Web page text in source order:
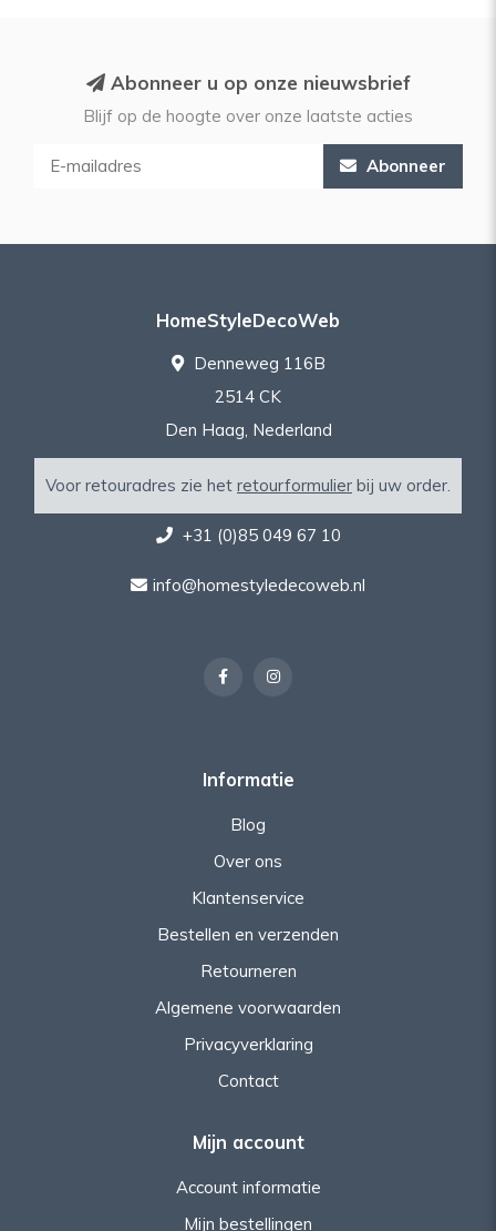
Abonneer u op onze nieuwsbrief
Blijf op de hoogte over onze laatste acties
Abonneer
HomeStyleDecoWeb
Denneweg 116B
2514 CK
Den Haag, Nederland
Voor retouradres zie het retourformulier bij uw order.
+31 (0)85 049 67 10
info@homestyledecoweb.nl
Informatie
Blog
Over ons
Klantenservice
Bestellen en verzenden
Retourneren
Algemene voorwaarden
Privacyverklaring
Contact
Mijn account
Account informatie
Mijn bestellingen